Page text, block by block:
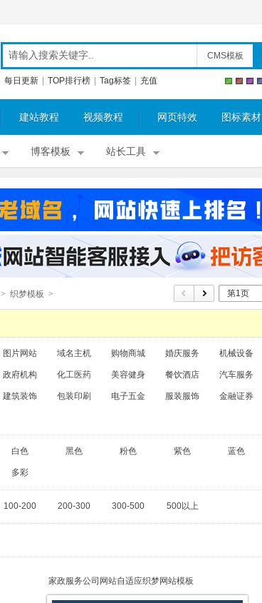
CMS模板
每日更新 TOP排行榜 Tag标签 充值
建站教程 视频教程 网页特效 图标素材
博客模板 站长工具
> 织梦模板 > 第1页
图片网站 域名主机 购物商城 婚庆服务 机械设备
政府机构 化工医药 美容健身 餐饮酒店 汽车服务
建筑装饰 包装印刷 电子五金 服装服饰 金融证券
白色 黑色 粉色 紫色 蓝色
多彩
100-200 200-300 300-500 500以上
家政服务公司网站自适应织梦网站模板